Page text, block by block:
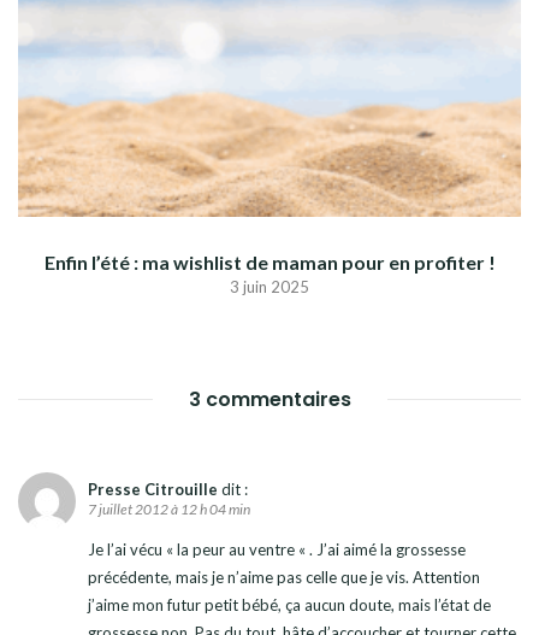
Enfin l’été : ma wishlist de maman pour en profiter !
3 juin 2025
3 commentaires
Presse Citrouille dit :
7 juillet 2012 à 12 h 04 min
Je l’ai vécu « la peur au ventre « . J’ai aimé la grossesse
précédente, mais je n’aime pas celle que je vis. Attention
j’aime mon futur petit bébé, ça aucun doute, mais l’état de